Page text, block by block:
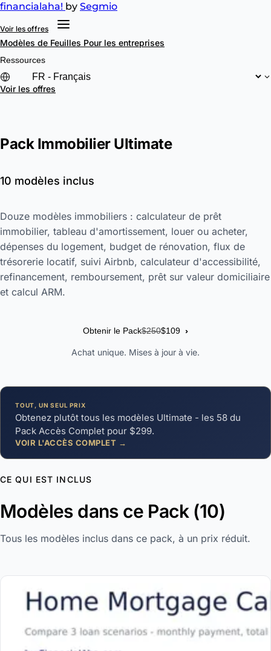
financialaha! by Segmio
Voir les offres
Modèles de Feuilles Pour les entreprises
Ressources
Voir les offres
Pack Immobilier Ultimate
10 modèles inclus
Douze modèles immobiliers : calculateur de prêt
immobilier, tableau d'amortissement, louer ou acheter,
dépenses du logement, budget de rénovation, flux de
trésorerie locatif, suivi Airbnb, calculateur d'accessibilité,
refinancement, remboursement, prêt sur valeur domiciliaire
et calcul ARM.
Obtenir le Pack$250$109 ›
Achat unique. Mises à jour à vie.
TOUT, UN SEUL PRIX
Obtenez plutôt tous les modèles Ultimate - les 58 du
Pack Accès Complet pour $299.
VOIR L'ACCÈS COMPLET →
CE QUI EST INCLUS
Modèles dans ce Pack (10)
Tous les modèles inclus dans ce pack, à un prix réduit.